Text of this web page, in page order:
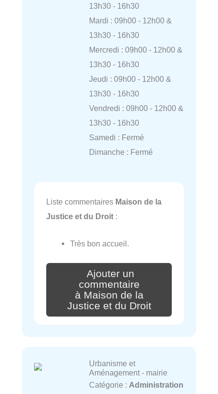
13h30 - 16h30
Mardi : 09h00 - 12h00 &
13h30 - 16h30
Mercredi : 09h00 - 12h00 &
13h30 - 16h30
Jeudi : 09h00 - 12h00 &
13h30 - 16h30
Vendredi : 09h00 - 12h00 &
13h30 - 16h30
Samedi : Fermé
Dimanche : Fermé
Liste commentaires Maison de la
Justice et du Droit :
Très bon accueil.
Ajouter un
commentaire
à Maison de la
Justice et du Droit
Urbanisme et
Aménagement - mairie
Catégorie : Administration